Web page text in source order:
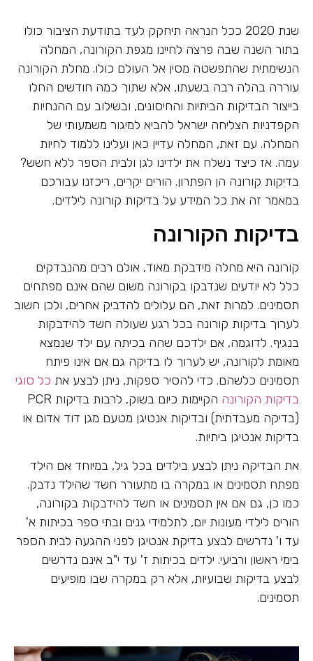
שנת 2020 ככל הנראה תיחקק לעד בתודעת הציבור כולו
בתור השנה שבה פרצה לחיינו מגפת הקורונה, המחלה
הנשימתית שהתפשטה מסין אל העולם כולו. מחלת הקורונה
עוררה בהלה רבה בשעתו, אלא שתוך כמה חודשים החלו
בייצור הבדיקות הביתיות והחיסונים, ובשילוב עם ההנחיות
הקפדניות הצליחה ישראל להביא למיגור משמעותי של
המחלה. עם זאת, המחלה עדיין כאן ועלינו ללמוד לחיות
עמה. אז כיצד נשלח את ילדינו לגן ולבית הספר ללא חשש?
בדיקות קורונה הן הפתרון. הורים יקרים, ריכזנו עבורכם
במאמר זה את כל המידע על בדיקות קורונה לילדים.
בדיקות הקורונה
קורונה היא מחלה מידבקת מאוד, אולם רבים מהנבדקים
כלל לא יודעים שנדבקו בקורונה משום שהם אינם מפתחים
תסמינים. למרות זאת, הם עלולים להדביק אחרים, ולכן חשוב
לערוך בדיקות קורונה בכל רגע שעולה חשד להידבקות
בנגיף. לדוגמה, אם ילדכם שהה בכיתה עם ילד שנמצא
מאומת לקורונה, יש לערוך לו בדיקה גם אם אינו פיתח
תסמינים כלשהם. כדי להסיר ספקות, ניתן לבצע את כל סוגי
בדיקות הקורונה
הקיימות כיום בשוק, לרבות בדיקות PCR
(בדיקה מעבדתית) ובדיקות אנטיגן מטעם מגן דוד אדום או
בדיקות אנטיגן ביתיות.
את הבדיקה ניתן לבצע בילדים בכל גיל, במיוחד אם הילד
מפתח תסמינים או במקרה בו מתעורר חשד שהילד נדבק.
כמו כן, גם אם אין תסמינים או חשד להידבקות בקורונה,
הורים לילדי מעונות יום, לתלמידי גנים ובתי ספר בכיתות א'
עד ו' נדרשים לבצע בדיקת אנטיגן לפני ההגעה לבית הספר
בימי ראשון ורביעי. ילדים בכיתות ז' עד י"ב אינם נדרשים
לבצע בדיקות שבועיות, אלא רק במקרה שבו מופיעים
תסמינים.